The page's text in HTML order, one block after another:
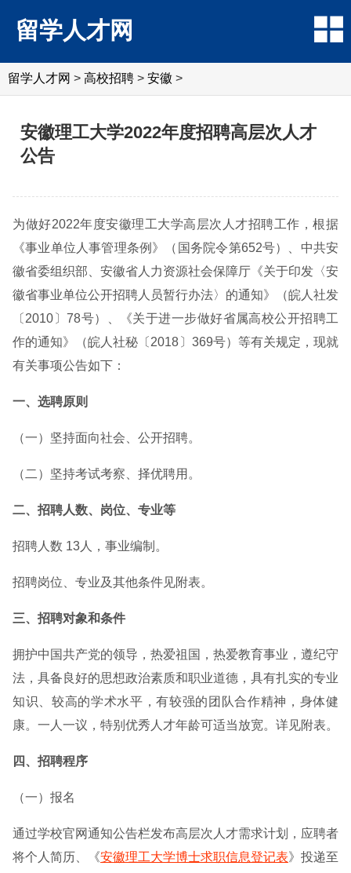
留学人才网
留学人才网 > 高校招聘 > 安徽 >
安徽理工大学2022年度招聘高层次人才
公告
为做好2022年度安徽理工大学高层次人才招聘工作，根据
《事业单位人事管理条例》（国务院令第652号）、中共安
徽省委组织部、安徽省人力资源社会保障厅《关于印发〈安
徽省事业单位公开招聘人员暂行办法〉的通知》（皖人社发
〔2010〕78号）、《关于进一步做好省属高校公开招聘工
作的通知》（皖人社秘〔2018〕369号）等有关规定，现就
有关事项公告如下：
一、选聘原则
（一）坚持面向社会、公开招聘。
（二）坚持考试考察、择优聘用。
二、招聘人数、岗位、专业等
招聘人数 13人，事业编制。
招聘岗位、专业及其他条件见附表。
三、招聘对象和条件
拥护中国共产党的领导，热爱祖国，热爱教育事业，遵纪守
法，具备良好的思想政治素质和职业道德，具有扎实的专业
知识、较高的学术水平，有较强的团队合作精神，身体健
康。一人一议，特别优秀人才年龄可适当放宽。详见附表。
四、招聘程序
（一）报名
通过学校官网通知公告栏发布高层次人才需求计划，应聘者
将个人简历、《安徽理工大学博士求职信息登记表》投递至